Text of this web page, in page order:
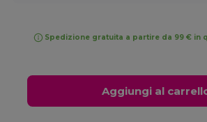
Spedizione gratuita a partire da 99 € in
Aggiungi al